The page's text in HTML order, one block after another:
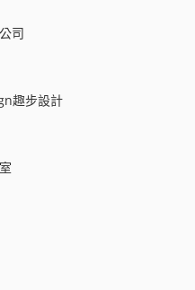
司
趣步設計